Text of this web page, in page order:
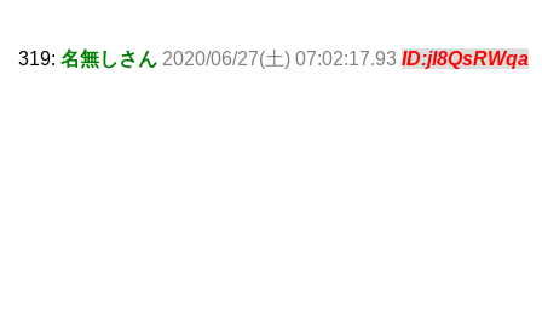
319: 名無しさん 2020/06/27(土) 07:02:17.93 ID:jl8QsRWqa